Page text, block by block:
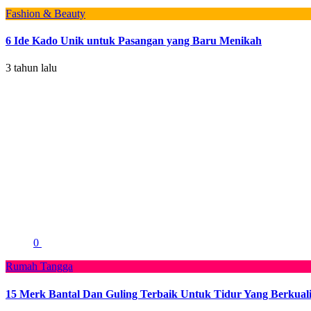
Fashion & Beauty
6 Ide Kado Unik untuk Pasangan yang Baru Menikah
3 tahun lalu
0
Rumah Tangga
15 Merk Bantal Dan Guling Terbaik Untuk Tidur Yang